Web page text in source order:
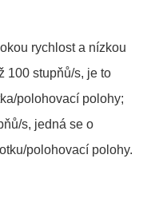
rychlost a nízkou
100 stupňů/s, je to
polohovací polohy;
s, jedná se o
polohovací polohy.